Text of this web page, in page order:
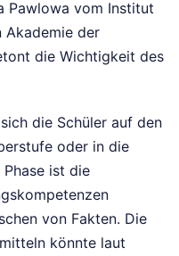
Pawlowa vom Institut
Akademie der
die Wichtigkeit des
die Schüler auf den
oder in die
ist die
von Fakten. Die
könnte laut